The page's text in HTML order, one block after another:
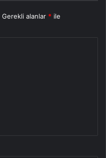
Gerekli alanlar * ile